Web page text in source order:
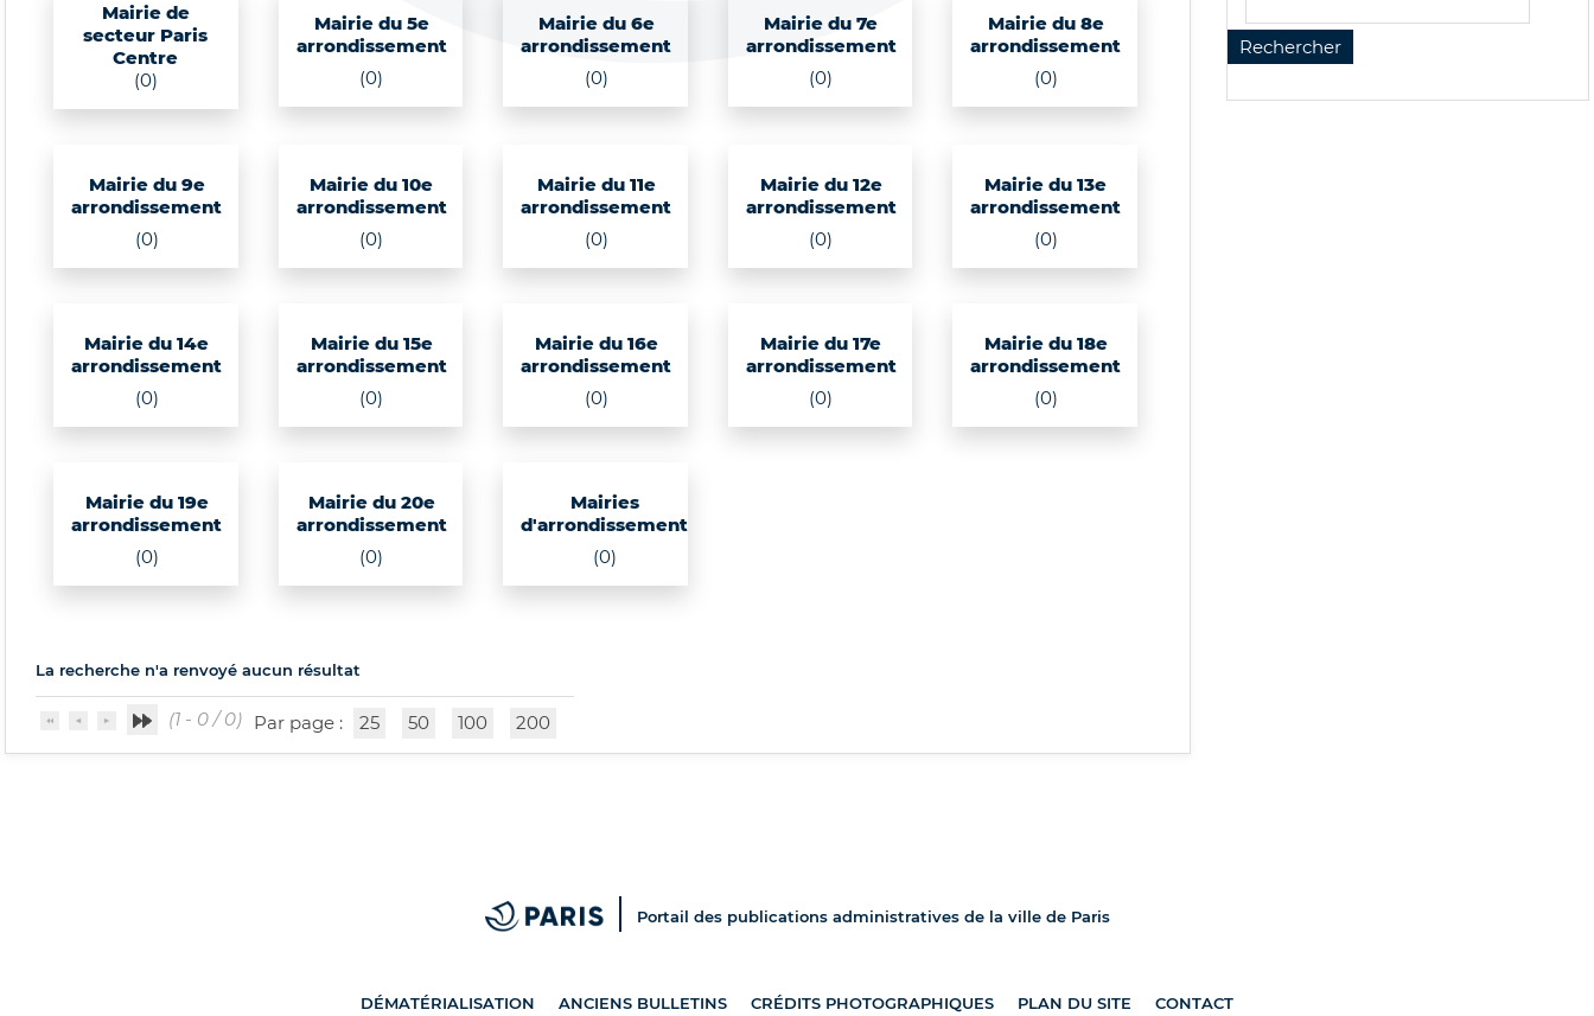
Mairie de
secteur Paris
Centre
(0)
Mairie du 5e
arrondissement
(0)
Mairie du 6e
arrondissement
(0)
Mairie du 7e
arrondissement
(0)
Mairie du 8e
arrondissement
(0)
Mairie du 9e
arrondissement
(0)
Mairie du 10e
arrondissement
(0)
Mairie du 11e
arrondissement
(0)
Mairie du 12e
arrondissement
(0)
Mairie du 13e
arrondissement
(0)
Mairie du 14e
arrondissement
(0)
Mairie du 15e
arrondissement
(0)
Mairie du 16e
arrondissement
(0)
Mairie du 17e
arrondissement
(0)
Mairie du 18e
arrondissement
(0)
Mairie du 19e
arrondissement
(0)
Mairie du 20e
arrondissement
(0)
Mairies
d'arrondissement
(0)
La recherche n'a renvoyé aucun résultat
(1 - 0 / 0) Par page : 25 50 100 200
Portail des publications administratives de la ville de Paris
DÉMATÉRIALISATION ANCIENS BULLETINS CRÉDITS PHOTOGRAPHIQUES PLAN DU SITE CONTACT